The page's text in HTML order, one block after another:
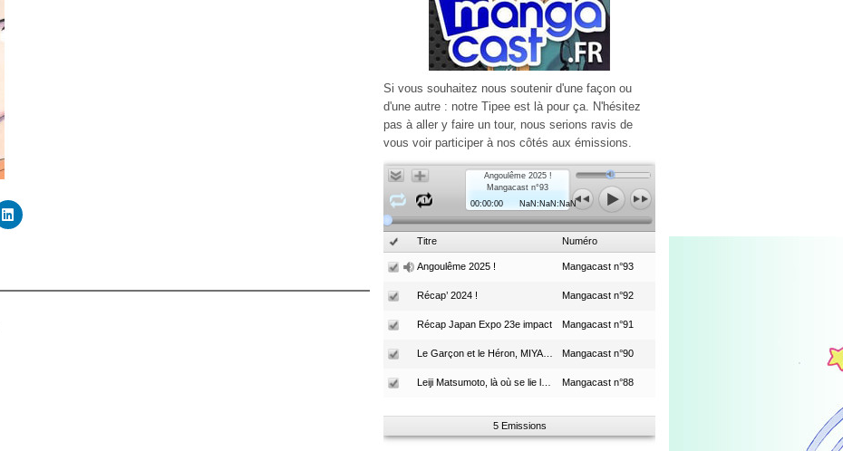
Si vous souhaitez nous soutenir d'une façon ou
d'une autre : notre Tipee est là pour ça. N'hésitez
pas à aller y faire un tour, nous serions ravis de
vous voir participer à nos côtés aux émissions.
Angoulême 2025 !
Mangacast n°93
00:00:00
NaN:NaN:NaN
Titre Numéro
Angoulême 2025 ! Mangacast n°93
Récap’ 2024 ! Mangacast n°92
Récap Japan Expo 23e impact Mangacast n°91
Mangacast n°90
Mangacast n°88
5 Emissions